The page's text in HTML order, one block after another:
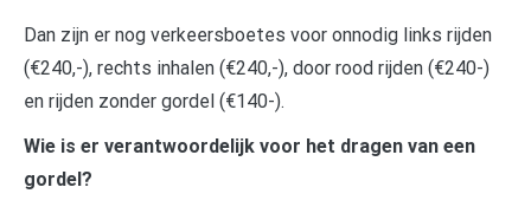
Dan zijn er nog verkeersboetes voor onnodig links rijden
(€240,-), rechts inhalen (€240,-), door rood rijden (€240-)
en rijden zonder gordel (€140-).
Wie is er verantwoordelijk voor het dragen van een
gordel?